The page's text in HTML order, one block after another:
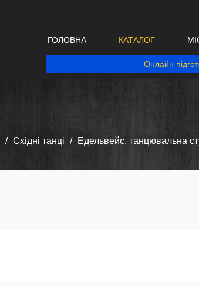
ГОЛОВНА КАТАЛОГ
Онлайн
Східні танці Едельвейс, танцювальна